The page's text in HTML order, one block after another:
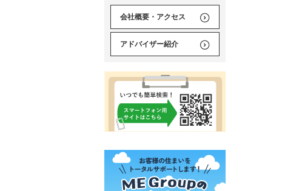
会社概要・アクセス
アドバイザー紹介